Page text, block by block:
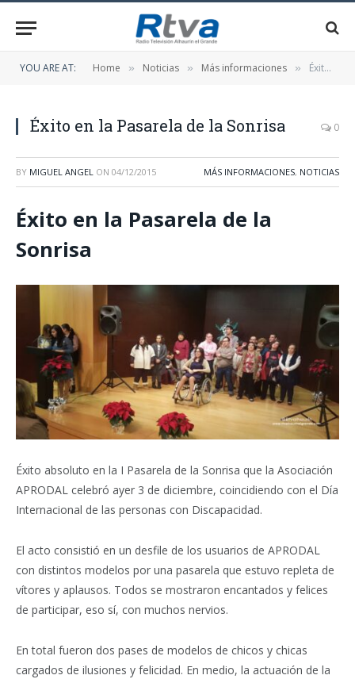
YOU ARE AT: Home » Noticias » Más informaciones » Éxito en la Pasarela de la Sonrisa
Éxito en la Pasarela de la Sonrisa 0
BY MIGUEL ANGEL ON 04/12/2015 MÁS INFORMACIONES, NOTICIAS
Éxito en la Pasarela de la
Sonrisa
Éxito absoluto en la I Pasarela de la Sonrisa que la Asociación
APRODAL celebró ayer 3 de diciembre, coincidiendo con el Día
Internacional de las personas con Discapacidad.
El acto consistió en un desfile de los usuarios de APRODAL
con distintos modelos por una pasarela que estuvo repleta de
vítores y aplausos. Todos se mostraron encantados y felices
de participar, eso sí, con muchos nervios.
En total fueron dos pases de modelos de chicos y chicas
cargados de ilusiones y felicidad. En medio, la actuación de la